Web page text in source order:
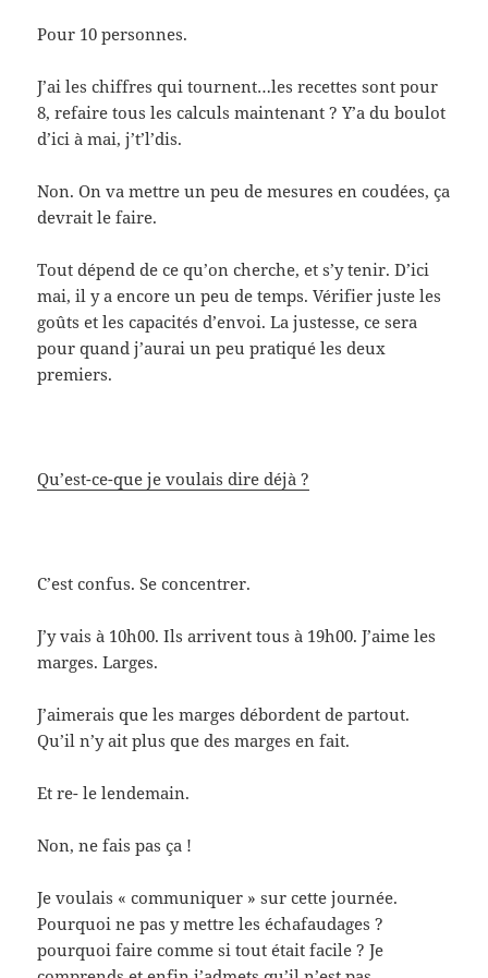
Pour 10 personnes.
J’ai les chiffres qui tournent…les recettes sont pour
8, refaire tous les calculs maintenant ? Y’a du boulot
d’ici à mai, j’t’l’dis.
Non. On va mettre un peu de mesures en coudées, ça
devrait le faire.
Tout dépend de ce qu’on cherche, et s’y tenir. D’ici
mai, il y a encore un peu de temps. Vérifier juste les
goûts et les capacités d’envoi. La justesse, ce sera
pour quand j’aurai un peu pratiqué les deux
premiers.
Qu’est-ce-que je voulais dire déjà ?
C’est confus. Se concentrer.
J’y vais à 10h00. Ils arrivent tous à 19h00. J’aime les
marges. Larges.
J’aimerais que les marges débordent de partout.
Qu’il n’y ait plus que des marges en fait.
Et re- le lendemain.
Non, ne fais pas ça !
Je voulais « communiquer » sur cette journée.
Pourquoi ne pas y mettre les échafaudages ?
pourquoi faire comme si tout était facile ? Je